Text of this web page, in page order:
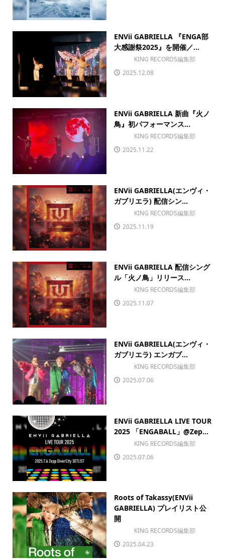
ENVii GABRIELLA 『ENGA部
大感謝祭2025』を開催／...
KING RECORDS編集部
2025.12.08
ENVii GABRIELLA 新曲『火ノ
鳥』初パフォーマンス...
KING RECORDS編集部
2025.11.22
ENVii GABRIELLA(エンヴィ・
ガブリエラ) 配信シン...
KING RECORDS編集部
2025.11.19
ENVii GABRIELLA 配信シング
ル「火ノ鳥」リリース...
KING RECORDS編集部
2025.11.07
ENVii GABRIELLA(エンヴィ・
ガブリエラ) エンガブ...
KING RECORDS編集部
2025.07.06
ENVii GABRIELLA LIVE TOUR
2025 「ENGABALL」@Zep...
KING RECORDS編集部
2025.07.06
Roots of Takassy(ENVii
GABRIELLA) プレイリスト公
開
KING RECORDS編集部
2025.04.23